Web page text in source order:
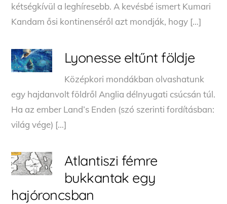
kétségkívül a leghíresebb. A kevésbé ismert Kumari
Kandam ősi kontinenséről azt mondják, hogy […]
Lyonesse eltűnt földje
Középkori mondákban olvashatunk
egy hajdanvolt földről Anglia délnyugati csúcsán túl.
Ha az ember Land’s Enden (szó szerinti fordításban:
világ vége) […]
Atlantiszi fémre
bukkantak egy
hajóroncsban